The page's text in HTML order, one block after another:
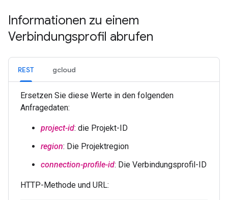
Informationen zu einem
Verbindungsprofil abrufen
REST gcloud
Ersetzen Sie diese Werte in den folgenden
Anfragedaten:
project-id: die Projekt-ID
region: Die Projektregion
connection-profile-id: Die Verbindungsprofil-ID
HTTP-Methode und URL: